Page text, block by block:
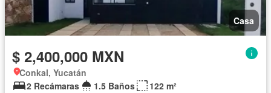
Casa
$ 2,400,000 MXN
Conkal, Yucatán
2 Recámaras
1.5 Baños
122 m²